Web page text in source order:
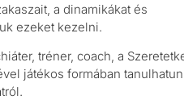
a dinamikákat és
ezeket kezelni.
tréner, coach, a
játékos formában